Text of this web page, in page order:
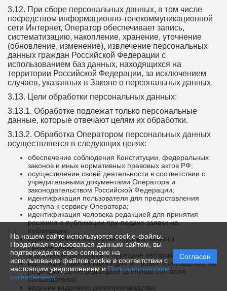
На нашем сайте используются cookie-файлы.
Продолжая пользоваться данным сайтом, вы
подтверждаете свое согласие на
использование файлов cookie в соответствии с
настоящим уведомлением иПользовательским
соглашением.
Согласен
3.12. При сборе персональных данных, в том числе
посредством информационно-телекоммуникационной
сети Интернет, Оператор обеспечивает запись,
систематизацию, накопление, хранение, уточнение
(обновление, изменение), извлечение персональных
данных граждан Российской Федерации с
использованием баз данных, находящихся на
территории Российской Федерации, за исключением
случаев, указанных в Законе о персональных данных.
3.13. Цели обработки персональных данных:
3.13.1. Обработке подлежат только персональные
данные, которые отвечают целям их обработки.
3.13.2. Обработка Оператором персональных данных
осуществляется в следующих целях:
обеспечение соблюдения Конституции, федеральных
законов и иных нормативных правовых актов РФ;
осуществление своей деятельности в соответствии с
учредительными документами Оператора и
законодательством Российской Федерации;
идентификация пользователя для предоставления
доступа к сервису Оператора;
идентификация человека редакцией для принятия
решения о публикации при подаче заявки на
публикацию;
идентификация авторства опубликованного
произведения;
заключение договоров о передаче авторских прав;
идентификация человека для отправки приглашения на
рецензирование редакцией (в случае согласия
пользователя);
ведение кадрового делопроизводства;